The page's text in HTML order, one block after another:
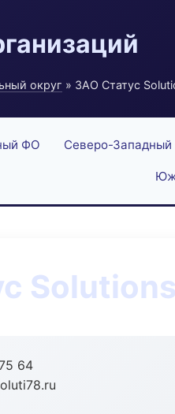
округ » ЗАО Статус
ФО Северо-
Solutions
64